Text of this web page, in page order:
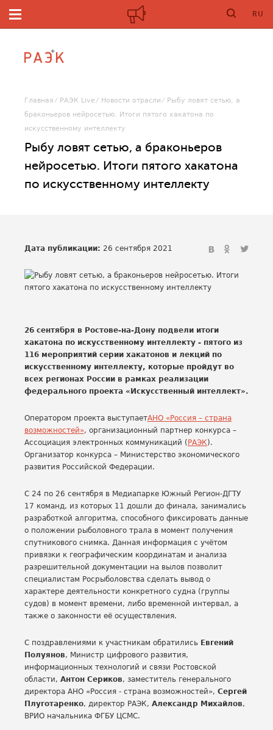
RU
Главная РАЭК Live Новости отрасли
Рыбу ловят сетью, а
браконьеров нейросетью. Итоги пятого хакатона по
искусственному интеллекту
Рыбу ловят сетью, а браконьеров
нейросетью. Итоги пятого хакатона
по искусственному интеллекту
Дата публикации: 26 сентября 2021
26 сентября в Ростове-на-Дону подвели итоги
хакатона по искусственному интеллекту - пятого из
116 мероприятий серии хакатонов и лекций по
искусственному интеллекту, которые пройдут во
всех регионах России в рамках реализации
федерального проекта «Искусственный интеллект».
Оператором проекта выступаетАНО «Россия – страна
возможностей», организационный партнер конкурса –
Ассоциация электронных коммуникаций ( РАЭК).
Организатор конкурса – Министерство экономического
развития Российской Федерации.
С 24 по 26 сентября в Медиапарке Южный Регион-ДГТУ
17 команд, из которых 11 дошли до финала, занимались
разработкой алгоритма, способного фиксировать данные
о положении рыболовного трала в момент получения
спутникового снимка. Данная информация с учётом
привязки к географическим координатам и анализа
разрешительной документации на вылов позволит
специалистам Росрыболовства сделать вывод о
характере деятельности конкретного судна (группы
судов) в момент времени, либо временной интервал, а
также о законности её осуществления.
С поздравлениями к участникам обратились Евгений
Полуянов, Министр цифрового развития,
информационных технологий и связи Ростовской
области, Антон Сериков, заместитель генерального
директора АНО «Россия - страна возможностей», Сергей
Плуготаренко, директор РАЭК, Александр Михайлов,
ВРИО начальника ФГБУ ЦСМС.